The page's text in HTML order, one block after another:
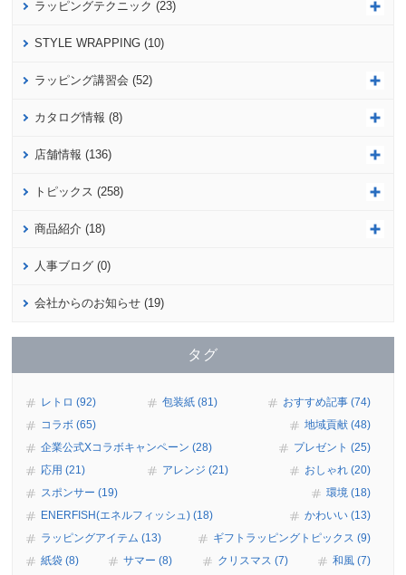
ラッピングテクニック (23)
STYLE WRAPPING (10)
ラッピング講習会 (52)
カタログ情報 (8)
店舗情報 (136)
トピックス (258)
商品紹介 (18)
人事ブログ (0)
会社からのお知らせ (19)
タグ
レトロ (92) 包装紙 (81)
おすすめ記事 (74)
コラボ (65)
地域貢献 (48)
企業公式Xコラボキャンペーン (28)
プレゼント (25)
応用 (21)
アレンジ (21)
おしゃれ (20)
スポンサー (19)
環境 (18)
ENERFISH(エネルフィッシュ) (18)
かわいい (13)
ラッピングアイテム (13)
ギフトラッピングトピックス (9)
紙袋 (8)
サマー (8) クリスマス (7)
和風 (7)